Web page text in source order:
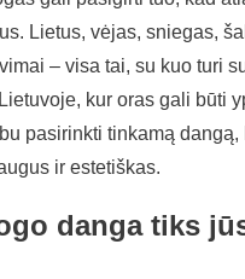
Lietus, vėjas, sniegas,
– visa tai, su kuo turi
kur oras gali būti
pasirinkti tinkamą dangą,
ir estetiškas.
danga tiks